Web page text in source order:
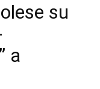
su
a